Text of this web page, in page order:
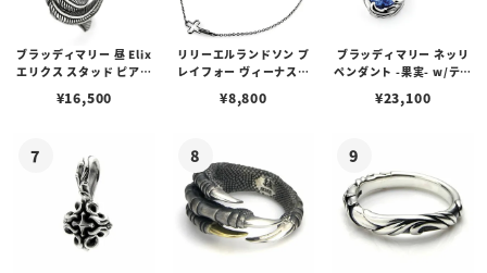
ブラッディマリー 昼 Elix
エリクス スタッド ピアス
¥16,500
リリーエルランドソン プ
レイフォー ヴィーナスチ
¥8,800
ブラッディマリー ネッリ
ペンダント -果実- w/ティ
¥23,100